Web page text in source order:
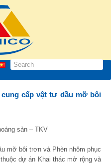
cấp vật tư dầu mỡ bôi
sản – TKV
mỡ bôi trơn và Phèn nhôm phục
dự án Khai thác mở rộng và